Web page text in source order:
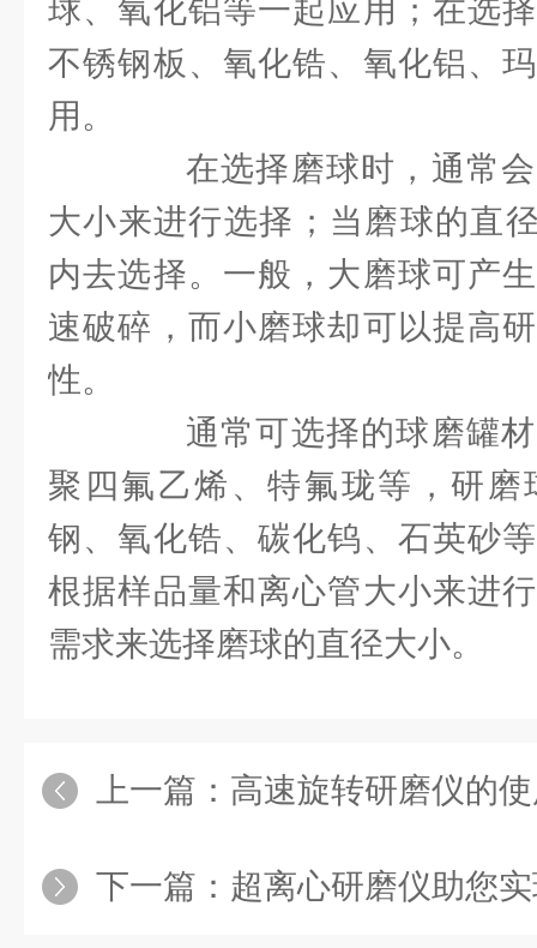
球、氧化铝等一起应用；在选
不锈钢板、氧化锆、氧化铝、
用。
在选择磨球时，通常会
大小来进行选择；当磨球的直
内去选择。一般，大磨球可产
速破碎，而小磨球却可以提高
性。
通常可选择的球磨罐材
聚四氟乙烯、特氟珑等，研
钢、氧化锆、碳化钨、石英砂
根据样品量和离心管大小来进
需求来选择磨球的直径大小。
上一篇： 高速旋转研磨仪的
下一篇： 超离心研磨仪助您